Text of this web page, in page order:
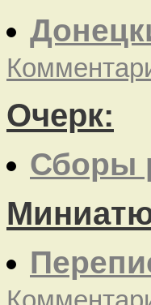
Очерк:
Сборы